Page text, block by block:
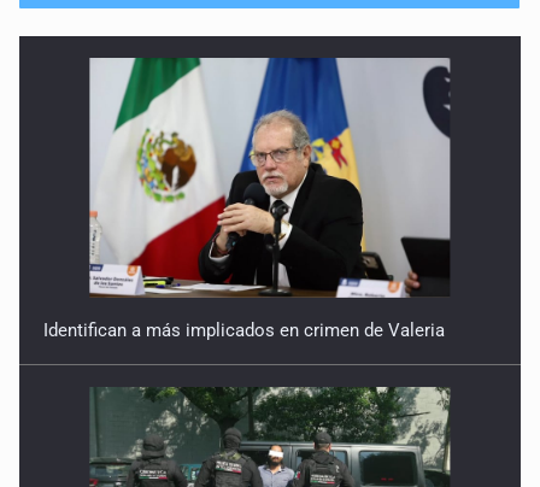
25 de Abril de 2026
Desaparición del Estado
18 de Abril de 2026
Tentación autoritaria
27 de Marzo de 2026
Revocación (o ratificación) de mandato
20 de Marzo de 2026
El Eje de las Américas
13 de Marzo de 2026
La escuela como laboratorio ideológico
Identifican a más implicados en crimen de Valeria